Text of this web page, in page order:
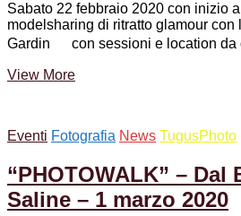
Sabato 22 febbraio 2020 con inizio
modelsharing di ritratto glamour con
Gardin con sessioni e location da
View MoreMODELSHARING
–
22
Febbraio
2020
Eventi Fotografia News TugusPhoto
“PHOTOWALK” – Dal
Saline – 1 marzo 2020